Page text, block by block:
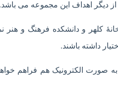
دیگر اهداف این مجموعه می باشد.
کلهر و دانشکده فرهنگ و هنر
داشته باشند.
صورت الکترونیک هم فراهم